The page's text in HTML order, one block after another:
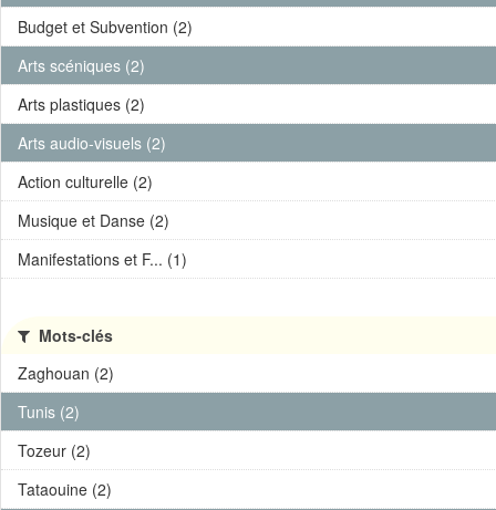
Budget et Subvention (2)
Arts scéniques (2)
Arts plastiques (2)
Arts audio-visuels (2)
Action culturelle (2)
Musique et Danse (2)
Manifestations et F... (1)
Mots-clés
Zaghouan (2)
Tunis (2)
Tozeur (2)
Tataouine (2)